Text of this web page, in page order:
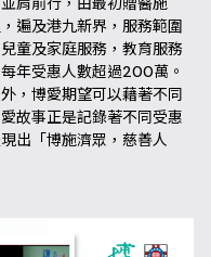
遍及港九新界，服務範圍
童及家庭服務，教育服務
年受惠人數超過200萬。
，博愛期望可以藉著不同
故事正是記錄著不同受惠
出「博施濟眾，慈善人